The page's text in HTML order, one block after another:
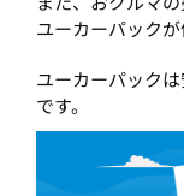
ユーカーパックが
ユーカーパック
です。